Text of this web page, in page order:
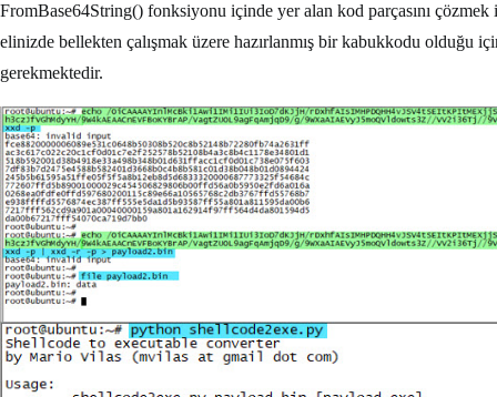
FromBase64String() fonksiyonu içinde yer alan kod parçasını
elinizde bellekten çalışmak üzere hazırlanmış bir kabukkodu olduğu
gerekmektedir.